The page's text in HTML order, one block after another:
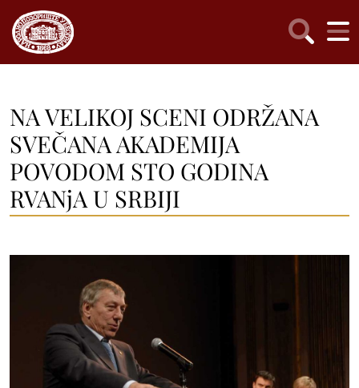
NA VELIKOJ SCENI ODRŽANA
SVEČANA AKADEMIJA
POVODOM STO GODINA
RVANjA U SRBIJI